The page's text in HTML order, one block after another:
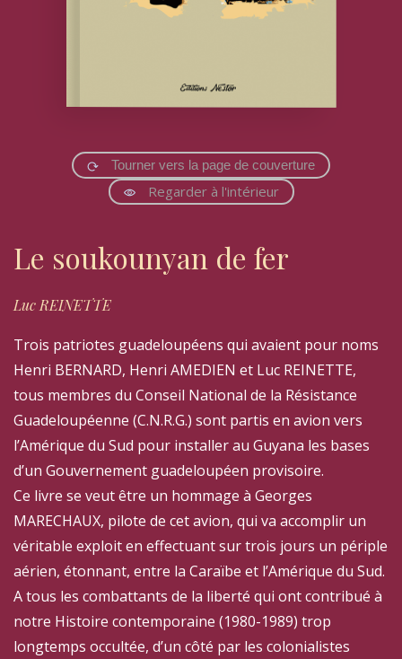
Tourner vers la page de couverture
Regarder à l'intérieur
Le soukounyan de fer
Luc REINETTE
Trois patriotes guadeloupéens qui avaient pour noms
Henri BERNARD, Henri AMEDIEN et Luc REINETTE,
tous membres du Conseil National de la Résistance
Guadeloupéenne (C.N.R.G.) sont partis en avion vers
l’Amérique du Sud pour installer au Guyana les bases
d’un Gouvernement guadeloupéen provisoire.
Ce livre se veut être un hommage à Georges
MARECHAUX, pilote de cet avion, qui va accomplir un
véritable exploit en effectuant sur trois jours un périple
aérien, étonnant, entre la Caraïbe et l’Amérique du Sud.
A tous les combattants de la liberté qui ont contribué à
notre Histoire contemporaine (1980-1989) trop
longtemps occultée, d’un côté par les colonialistes